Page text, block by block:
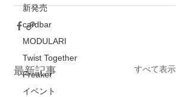
新発売
cardbar
MODULARI
Twist Together
Freaker
イベント
最新記事 すべて表示